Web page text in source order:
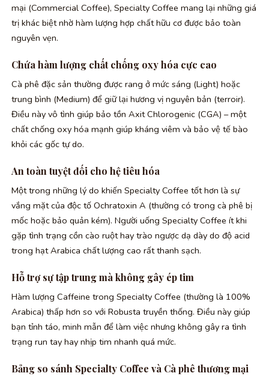
mại (Commercial Coffee), Specialty Coffee mang lại những giá
trị khác biệt nhờ hàm lượng hợp chất hữu cơ được bảo toàn
nguyên vẹn.
Chứa hàm lượng chất chống oxy hóa cực cao
Cà phê đặc sản thường được rang ở mức sáng (Light) hoặc
trung bình (Medium) để giữ lại hương vị nguyên bản (terroir).
Điều này vô tình giúp bảo tồn Axit Chlorogenic (CGA) – một
chất chống oxy hóa mạnh giúp kháng viêm và bảo vệ tế bào
khỏi các gốc tự do.
An toàn tuyệt đối cho hệ tiêu hóa
Một trong những lý do khiến Specialty Coffee tốt hơn là sự
vắng mặt của độc tố Ochratoxin A (thường có trong cà phê bị
mốc hoặc bảo quản kém). Người uống Specialty Coffee ít khi
gặp tình trạng cồn cào ruột hay trào ngược dạ dày do độ acid
trong hạt Arabica chất lượng cao rất thanh sạch.
Hỗ trợ sự tập trung mà không gây ép tim
Hàm lượng Caffeine trong Specialty Coffee (thường là 100%
Arabica) thấp hơn so với Robusta truyền thống. Điều này giúp
bạn tỉnh táo, minh mẫn để làm việc nhưng không gây ra tình
trạng run tay hay nhịp tim nhanh quá mức.
Bảng so sánh Specialty Coffee và Cà phê thương mại